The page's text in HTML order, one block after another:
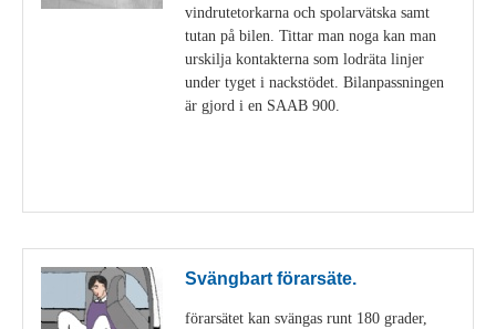
vindrutetorkarna och spolarvätska samt
tutan på bilen. Tittar man noga kan man
urskilja kontakterna som lodräta linjer
under tyget i nackstödet. Bilanpassningen
är gjord i en SAAB 900.
Svängbart förarsäte.
förarsätet kan svängas runt 180 grader,